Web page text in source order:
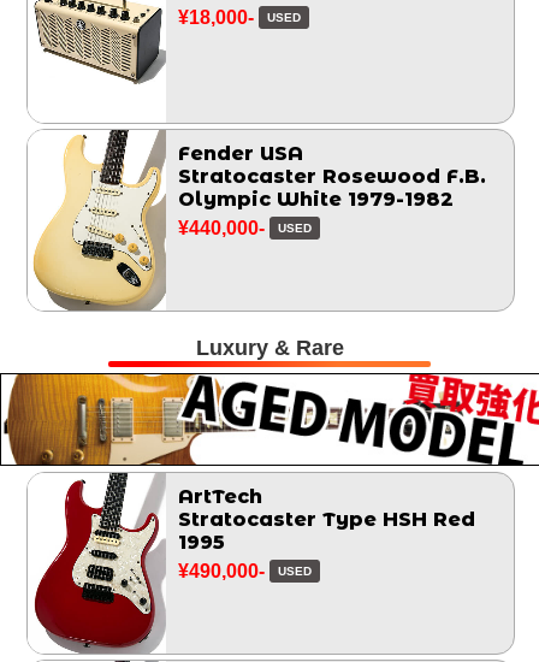
¥18,000- USED
Fender USA
Stratocaster Rosewood F.B.
Olympic White 1979-1982
¥440,000- USED
Luxury & Rare
ArtTech
Stratocaster Type HSH Red
1995
¥490,000- USED